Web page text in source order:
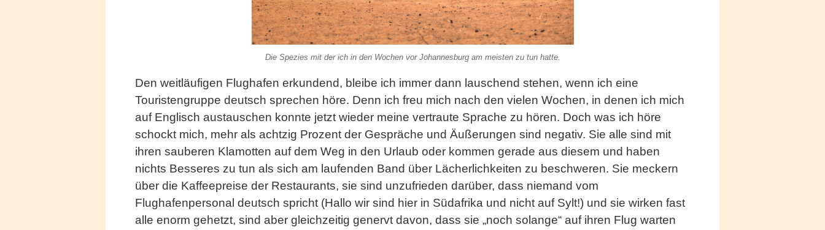
Die Spezies mit der ich in den Wochen vor Johannesburg am meisten zu tun hatte.
Den weitläufigen Flughafen erkundend, bleibe ich immer dann lauschend stehen, wenn ich eine
Touristengruppe deutsch sprechen höre. Denn ich freu mich nach den vielen Wochen, in denen ich mich
auf Englisch austauschen konnte jetzt wieder meine vertraute Sprache zu hören. Doch was ich höre
schockt mich, mehr als achtzig Prozent der Gespräche und Äußerungen sind negativ. Sie alle sind mit
ihren sauberen Klamotten auf dem Weg in den Urlaub oder kommen gerade aus diesem und haben
nichts Besseres zu tun als sich am laufenden Band über Lächerlichkeiten zu beschweren. Sie meckern
über die Kaffeepreise der Restaurants, sie sind unzufrieden darüber, dass niemand vom
Flughafenpersonal deutsch spricht (Hallo wir sind hier in Südafrika und nicht auf Sylt!) und sie wirken fast
alle enorm gehetzt, sind aber gleichzeitig genervt davon, dass sie „noch solange“ auf ihren Flug warten